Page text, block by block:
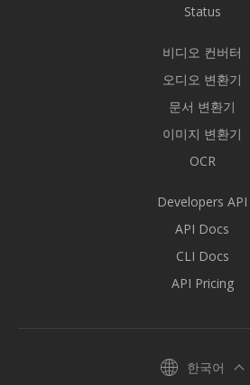
Status
비디오 컨버터
오디오 변환기
문서 변환기
이미지 변환기
OCR
Developers API
API Docs
CLI Docs
API Pricing
한국어